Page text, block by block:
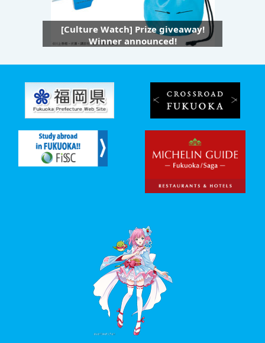
[Culture Watch] Prize giveaway!
Winner announced!